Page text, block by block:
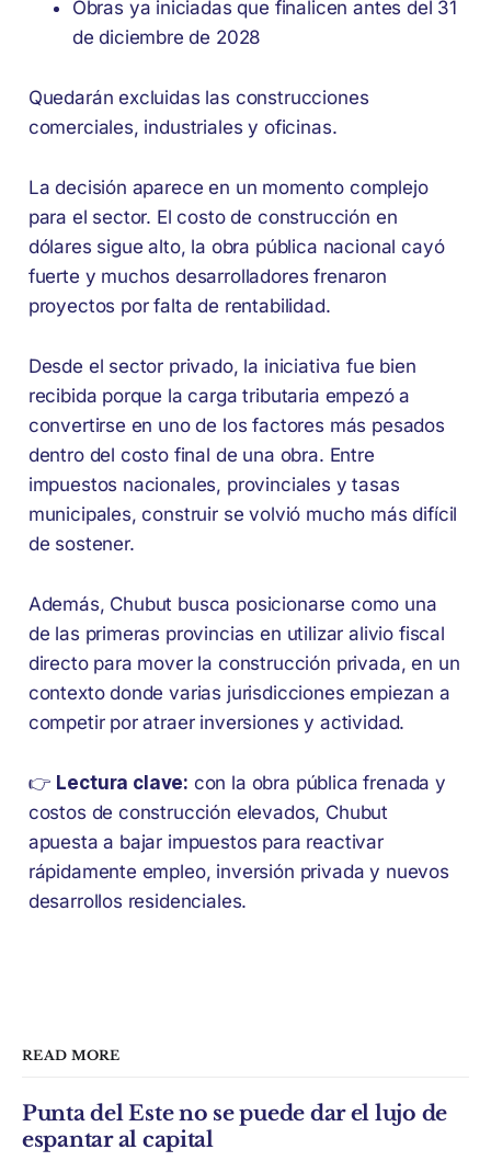
Obras ya iniciadas que finalicen antes del 31
de diciembre de 2028
Quedarán excluidas las construcciones
comerciales, industriales y oficinas.
La decisión aparece en un momento complejo
para el sector. El costo de construcción en
dólares sigue alto, la obra pública nacional cayó
fuerte y muchos desarrolladores frenaron
proyectos por falta de rentabilidad.
Desde el sector privado, la iniciativa fue bien
recibida porque la carga tributaria empezó a
convertirse en uno de los factores más pesados
dentro del costo final de una obra. Entre
impuestos nacionales, provinciales y tasas
municipales, construir se volvió mucho más difícil
de sostener.
Además, Chubut busca posicionarse como una
de las primeras provincias en utilizar alivio fiscal
directo para mover la construcción privada, en un
contexto donde varias jurisdicciones empiezan a
competir por atraer inversiones y actividad.
👉 Lectura clave: con la obra pública frenada y
costos de construcción elevados, Chubut
apuesta a bajar impuestos para reactivar
rápidamente empleo, inversión privada y nuevos
desarrollos residenciales.
READ MORE
Punta del Este no se puede dar el lujo de
espantar al capital